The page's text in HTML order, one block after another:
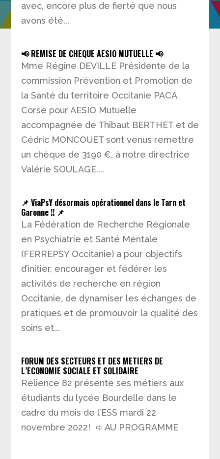
avec, encore plus de fierté que nous
avons été...
📢 REMISE DE CHEQUE AESIO MUTUELLE 📢
Mme Régine DEVILLE Présidente de la
commission Prévention et Promotion de
la Santé du territoire Occitanie PACA
Corse pour AESIO Mutuelle
accompagnée de Thibaut BERTHET et de
Cédric MONCOUET sont venus remettre
un chèque de 3190 €, à notre directrice
Valérie SOULAGE....
📌 ViaPsY désormais opérationnel dans le Tarn et
Garonne !! 📌
La Fédération de Recherche Régionale
en Psychiatrie et Santé Mentale
(FERREPSY Occitanie) a pour objectifs
d’initier, encourager et fédérer les
activités de recherche en région
Occitanie, de dynamiser les échanges de
pratiques et de promouvoir la qualité des
soins et...
FORUM DES SECTEURS ET DES METIERS DE
L’ECONOMIE SOCIALE ET SOLIDAIRE
Relience 82 présente ses métiers aux
étudiants du lycée Bourdelle dans le
cadre du mois de l’ESS mardi 22
novembre 2022! ➪ AU PROGRAMME